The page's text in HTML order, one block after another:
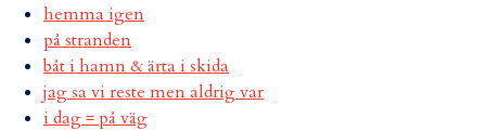
hemma igen
på stranden
båt i hamn & ärta i skida
jag sa vi reste men aldrig var
i dag = på väg